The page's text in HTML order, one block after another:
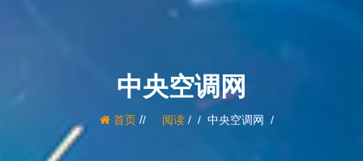
中央空调网
首页/ 阅读/ 中央空调网